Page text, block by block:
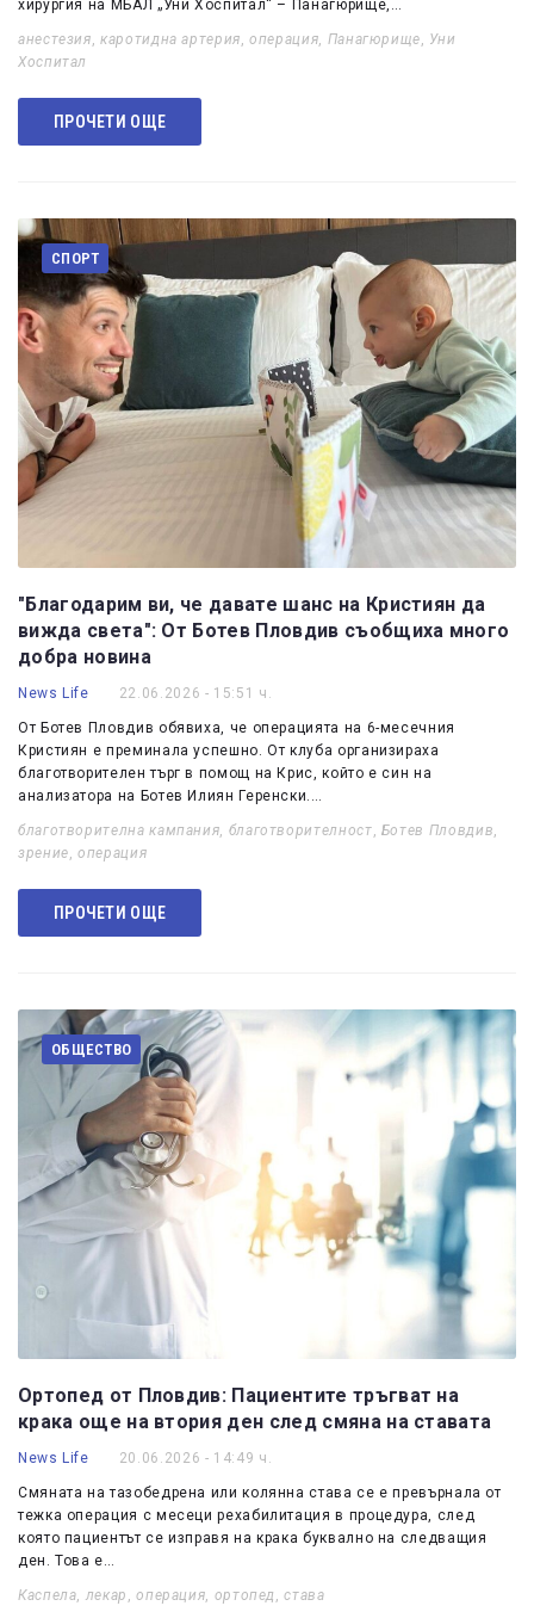
хирургия на МБАЛ „Уни Хоспитал“ – Панагюрище,…
анестезия,каротидна артерия,операция, Панагюрище, Уни
Хоспитал
ПРОЧЕТИ ОЩЕ
СПОРТ
"Благодарим ви, че давате шанс на Кристиян да
вижда света": От Ботев Пловдив съобщиха много
добра новина
News Life 22.06.2026 - 15:51 ч.
От Ботев Пловдив обявиха, че операцията на 6-месечния
Кристиян е преминала успешно. От клуба организираха
благотворителен търг в помощ на Крис, който е син на
анализатора на Ботев Илиян Геренски.…
благотворителна кампания, благотворителност, Ботев Пловдив,
зрение,операция
ПРОЧЕТИ ОЩЕ
ОБЩЕСТВО
Ортопед от Пловдив: Пациентите тръгват на
крака още на втория ден след смяна на ставата
News Life 20.06.2026 - 14:49 ч.
Смяната на тазобедрена или колянна става се е превърнала от
тежка операция с месеци рехабилитация в процедура, след
която пациентът се изправя на крака буквално на следващия
ден. Това е…
Каспела, лекар ,операция, ортопед ,става